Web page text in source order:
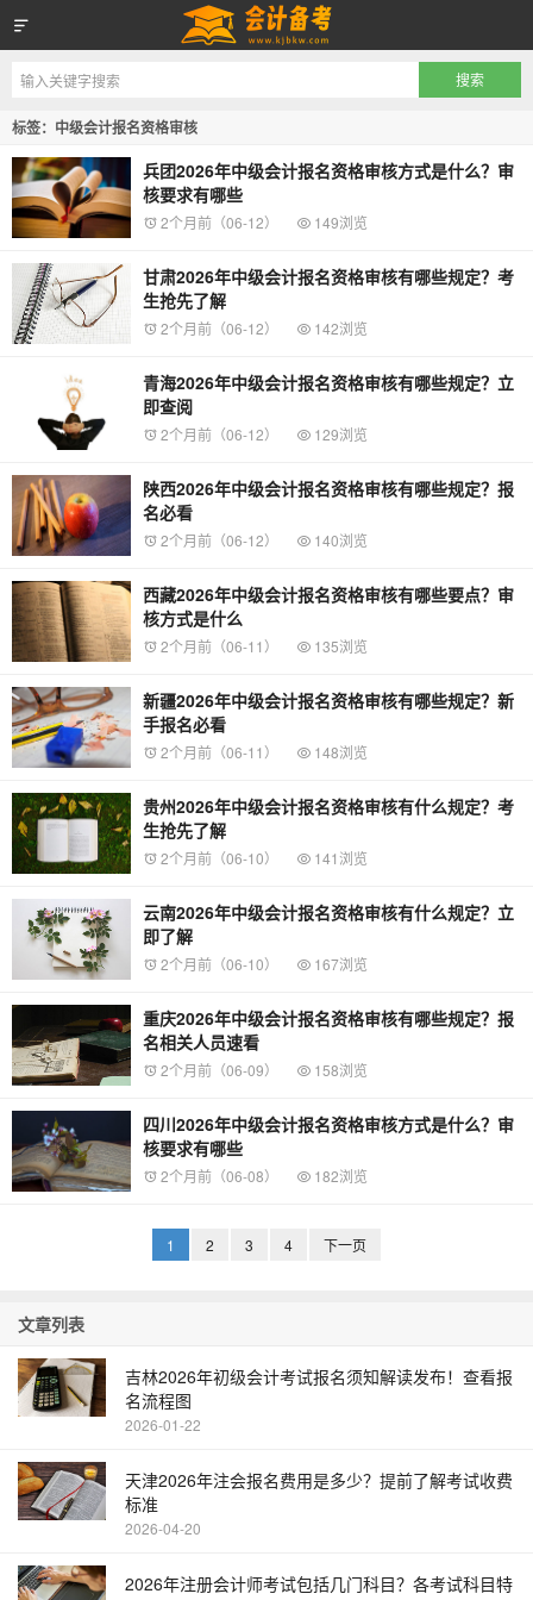
会计备考网
标签：中级会计报名资格审核
兵团2026年中级会计报名资格审核方式是什么？审
核要求有哪些
2个月前（06-12） 149浏览
甘肃2026年中级会计报名资格审核有哪些规定？考
生抢先了解
2个月前（06-12） 142浏览
青海2026年中级会计报名资格审核有哪些规定？立
即查阅
2个月前（06-12） 129浏览
陕西2026年中级会计报名资格审核有哪些规定？报
名必看
2个月前（06-12） 140浏览
西藏2026年中级会计报名资格审核有哪些要点？审
核方式是什么
2个月前（06-11） 135浏览
新疆2026年中级会计报名资格审核有哪些规定？新
手报名必看
2个月前（06-11） 148浏览
贵州2026年中级会计报名资格审核有什么规定？考
生抢先了解
2个月前（06-10） 141浏览
云南2026年中级会计报名资格审核有什么规定？立
即了解
2个月前（06-10） 167浏览
重庆2026年中级会计报名资格审核有哪些规定？报
名相关人员速看
2个月前（06-09） 158浏览
四川2026年中级会计报名资格审核方式是什么？审
核要求有哪些
2个月前（06-08） 182浏览
1 2 3 4 下一页
文章列表
吉林2026年初级会计考试报名须知解读发布！查看报
名流程图
2026-01-22
天津2026年注会报名费用是多少？提前了解考试收费
标准
2026-04-20
2026年注册会计师考试包括几门科目？各考试科目特